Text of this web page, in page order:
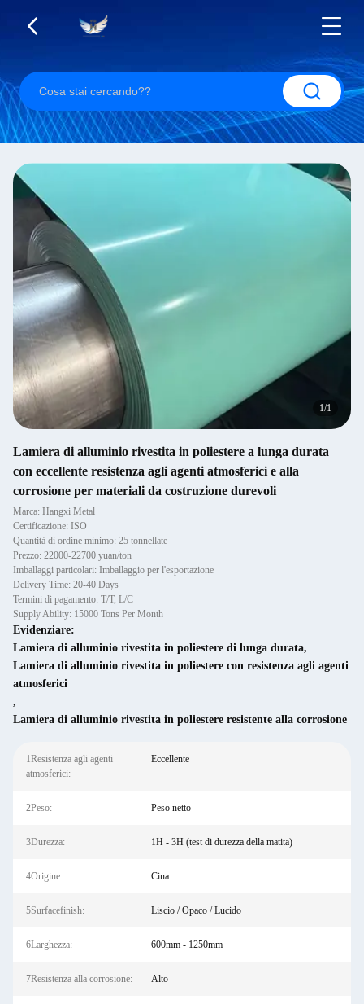
1/1
Lamiera di alluminio rivestita in poliestere a lunga durata
con eccellente resistenza agli agenti atmosferici e alla
corrosione per materiali da costruzione durevoli
Marca: Hangxi Metal
Certificazione: ISO
Quantità di ordine minimo: 25 tonnellate
Prezzo: 22000-22700 yuan/ton
Imballaggi particolari: Imballaggio per l'esportazione
Delivery Time: 20-40 Days
Termini di pagamento: T/T, L/C
Supply Ability: 15000 Tons Per Month
Evidenziare:
Lamiera di alluminio rivestita in poliestere di lunga durata,
Lamiera di alluminio rivestita in poliestere con resistenza agli agenti
atmosferici
,
Lamiera di alluminio rivestita in poliestere resistente alla corrosione
1Resistenza agli agenti
atmosferici:
Eccellente
2Peso: Peso netto
3Durezza: 1H - 3H (test di durezza della matita)
4Origine: Cina
5Surfacefinish: Liscio / Opaco / Lucido
6Larghezza: 600mm - 1250mm
7Resistenza alla corrosione: Alto